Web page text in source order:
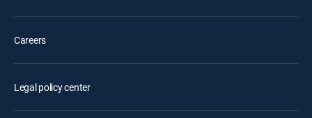
Careers
Legal policy center